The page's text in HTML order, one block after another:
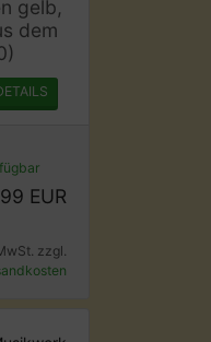
gelb,
dem
EUR
zzgl.